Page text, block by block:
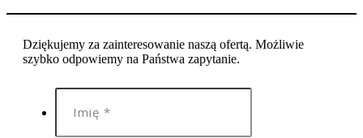
Dziękujemy za zainteresowanie naszą ofertą. Możliwie
szybko odpowiemy na Państwa zapytanie.